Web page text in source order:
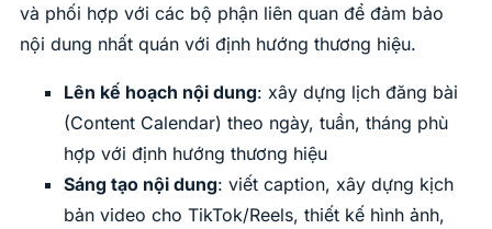
và phối hợp với các bộ phận liên quan để đảm bảo
nội dung nhất quán với định hướng thương hiệu.
Lên kế hoạch nội dung: xây dựng lịch đăng bài
(Content Calendar) theo ngày, tuần, tháng phù
hợp với định hướng thương hiệu
Sáng tạo nội dung: viết caption, xây dựng kịch
bản video cho TikTok/Reels, thiết kế hình ảnh,